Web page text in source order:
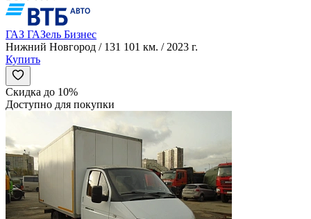
ГАЗ ГАЗель Бизнес
Нижний Новгород / 131 101 км. / 2023 г.
Купить
Скидка до 10%
Доступно для покупки